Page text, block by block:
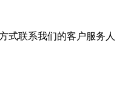
式联系我们的客户服务人